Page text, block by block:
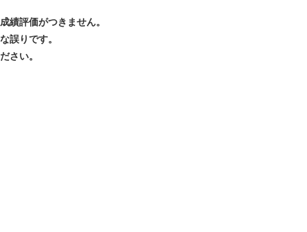
績評価がつきません。
誤りです。
さい。